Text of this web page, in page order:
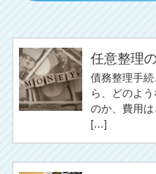
任意整理
債務整理手
ら、どのよ
のか、費用
[…]